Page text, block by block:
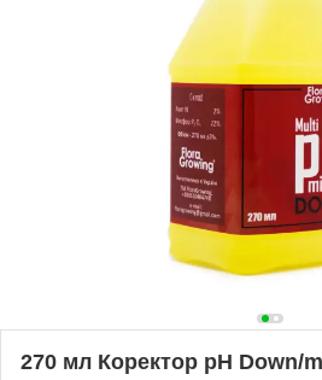
270 мл Коректор pH Down/